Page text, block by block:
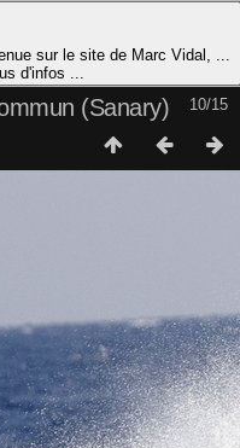
sur le site de Marc Vidal, ...
d'infos ...
10/15
(Sanary)